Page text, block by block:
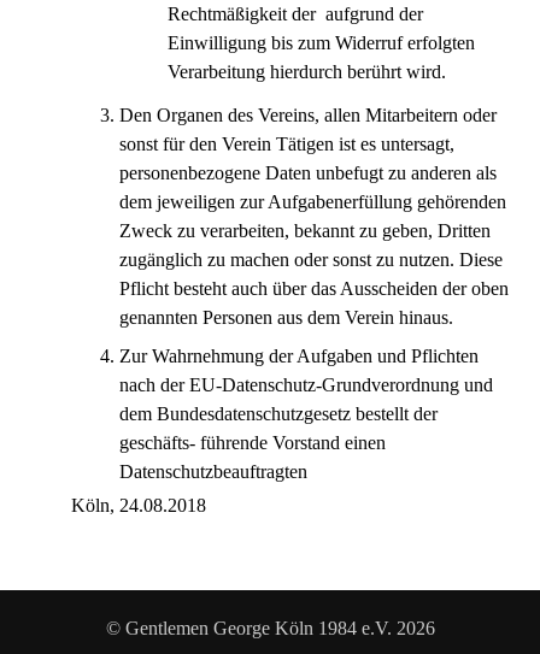
Rechtmäßigkeit der aufgrund der
Einwilligung bis zum Widerruf erfolgten
Verarbeitung hierdurch berührt wird.
Den Organen des Vereins, allen Mitarbeitern oder
sonst für den Verein Tätigen ist es untersagt,
personenbezogene Daten unbefugt zu anderen als
dem jeweiligen zur Aufgabenerfüllung gehörenden
Zweck zu verarbeiten, bekannt zu geben, Dritten
zugänglich zu machen oder sonst zu nutzen. Diese
Pflicht besteht auch über das Ausscheiden der oben
genannten Personen aus dem Verein hinaus.
Zur Wahrnehmung der Aufgaben und Pflichten
nach der EU-Datenschutz-Grundverordnung und
dem Bundesdatenschutzgesetz bestellt der
geschäfts- führende Vorstand einen
Datenschutzbeauftragten
Köln, 24.08.2018
© Gentlemen George Köln 1984 e.V. 2026